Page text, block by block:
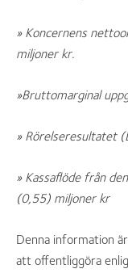
» Koncernens
miljoner kr.
»Bruttomarginal
» Rörelseresultatet
» Kassaflöde från
(0,55) miljoner kr
Denna information
att offentliggöra